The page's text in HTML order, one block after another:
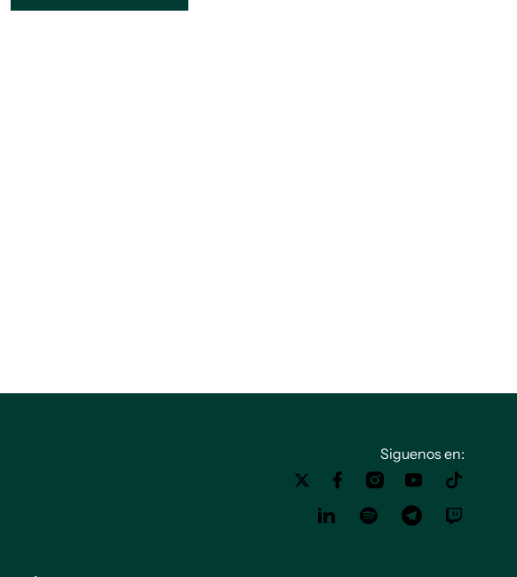
Siguenos en: